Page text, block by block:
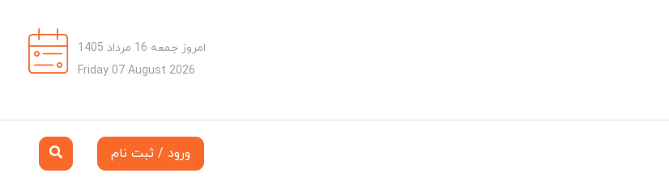
امروز جمعه 16 مرداد 1405
Friday 07 August 2026
ورود / ثبت نام